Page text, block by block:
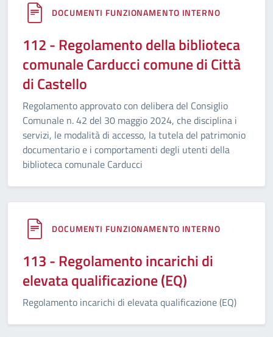
DOCUMENTI FUNZIONAMENTO INTERNO
112 - Regolamento della biblioteca
comunale Carducci comune di Città
di Castello
Regolamento approvato con delibera del Consiglio
Comunale n. 42 del 30 maggio 2024, che disciplina i
servizi, le modalità di accesso, la tutela del patrimonio
documentario e i comportamenti degli utenti della
biblioteca comunale Carducci
DOCUMENTI FUNZIONAMENTO INTERNO
113 - Regolamento incarichi di
elevata qualificazione (EQ)
Regolamento incarichi di elevata qualificazione (EQ)